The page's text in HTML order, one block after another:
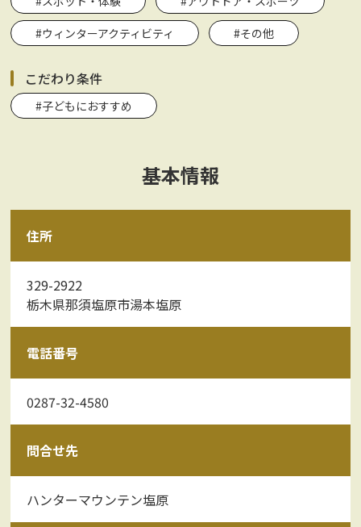
#ウィンターアクティビティ
#その他
こだわり条件
#子どもにおすすめ
基本情報
住所
329-2922
栃木県那須塩原市湯本塩原
電話番号
0287-32-4580
問合せ先
ハンターマウンテン塩原